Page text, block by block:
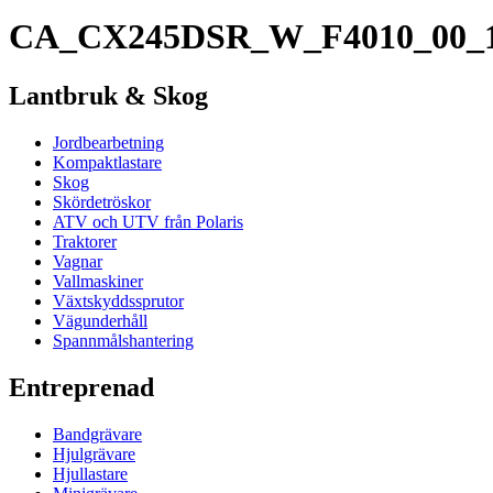
Lantbruk & Skog
Jordbearbetning
Kompaktlastare
Skog
Skördetröskor
ATV och UTV från Polaris
Traktorer
Vagnar
Vallmaskiner
Växtskyddssprutor
Vägunderhåll
Spannmålshantering
Entreprenad
Bandgrävare
Hjulgrävare
Hjullastare